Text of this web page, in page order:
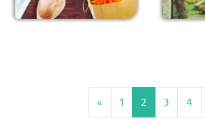
« 1 2 3 4